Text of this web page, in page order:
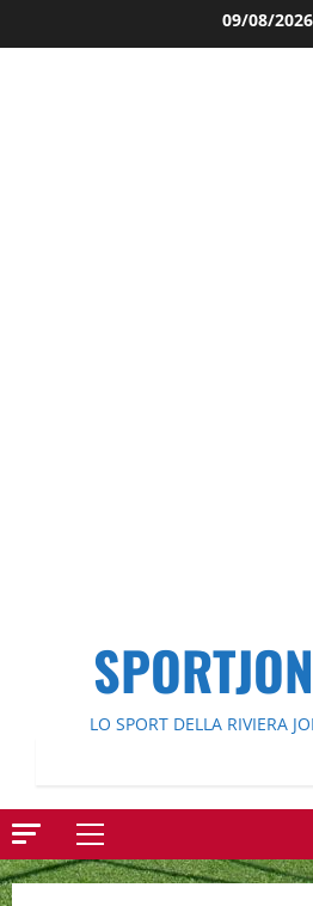
al
09/08/2026
LO SPORT DELLA RIVIERA
Menu
principale